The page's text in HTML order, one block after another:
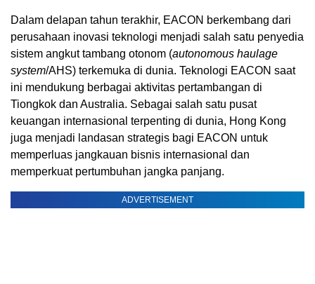
Dalam delapan tahun terakhir, EACON berkembang dari
perusahaan inovasi teknologi menjadi salah satu penyedia
sistem angkut tambang otonom (autonomous haulage
system/AHS) terkemuka di dunia. Teknologi EACON saat
ini mendukung berbagai aktivitas pertambangan di
Tiongkok dan Australia. Sebagai salah satu pusat
keuangan internasional terpenting di dunia, Hong Kong
juga menjadi landasan strategis bagi EACON untuk
memperluas jangkauan bisnis internasional dan
memperkuat pertumbuhan jangka panjang.
ADVERTISEMENT